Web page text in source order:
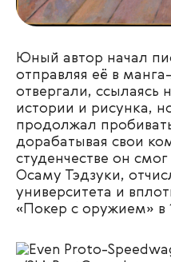
Юный автор начал
отправляя её в
отвергали, ссылаясь
истории и рисунка,
продолжал
дорабатывая свои
студенчестве он
Осаму Тэдзуки,
университета и
«Покер с оружием» в